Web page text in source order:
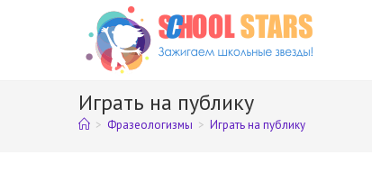
Играть на публику
> Фразеологизмы > Играть на публику